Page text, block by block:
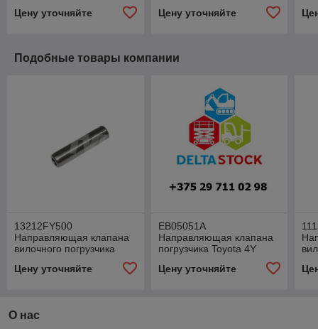
Цену уточняйте
Цену уточняйте
Подобные товары компании
13212FY500
Направляющая клапана
вилочного погрузчика
Цену уточняйте
EB05051A
Направляющая клапана
погрузчика Toyota 4Y
Цену уточняйте
О нас